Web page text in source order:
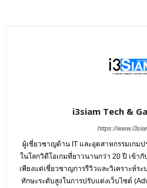
i3siam Tech &
https://
ผู้เชี่ยวชาญด้าน IT และอุตสาหกรรมเกม
ในโลกวิดีโอเกมที่ยาวนานกว่า 20 ปี เข้า
เพียงแต่เชี่ยวชาญการรีวิวและวิเคราะห์ร
ทักษะระดับสูงในการปรับแต่งเว็บไซต์